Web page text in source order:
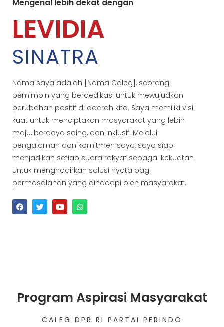
Mengenal lebih dekat dengan
LEVIDIA
SINATRA
Nama saya adalah [Nama Caleg], seorang
pemimpin yang berdedikasi untuk mewujudkan
perubahan positif di daerah kita. Saya memiliki visi
kuat untuk menciptakan masyarakat yang lebih
maju, berdaya saing, dan inklusif. Melalui
pengalaman dan komitmen saya, saya siap
menjadikan setiap suara rakyat sebagai kekuatan
untuk menghadirkan solusi nyata bagi
permasalahan yang dihadapi oleh masyarakat.
Program Aspirasi Masyarakat
CALEG DPR RI PARTAI PERINDO